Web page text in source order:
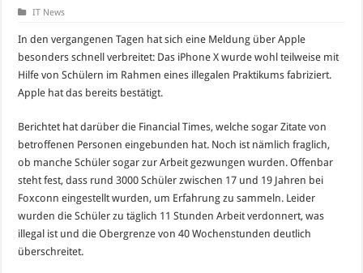
IT News
In den vergangenen Tagen hat sich eine Meldung über Apple
besonders schnell verbreitet: Das iPhone X wurde wohl teilweise mit
Hilfe von Schülern im Rahmen eines illegalen Praktikums fabriziert.
Apple hat das bereits bestätigt.
Berichtet hat darüber die Financial Times, welche sogar Zitate von
betroffenen Personen eingebunden hat. Noch ist nämlich fraglich,
ob manche Schüler sogar zur Arbeit gezwungen wurden. Offenbar
steht fest, dass rund 3000 Schüler zwischen 17 und 19 Jahren bei
Foxconn eingestellt wurden, um Erfahrung zu sammeln. Leider
wurden die Schüler zu täglich 11 Stunden Arbeit verdonnert, was
illegal ist und die Obergrenze von 40 Wochenstunden deutlich
überschreitet.